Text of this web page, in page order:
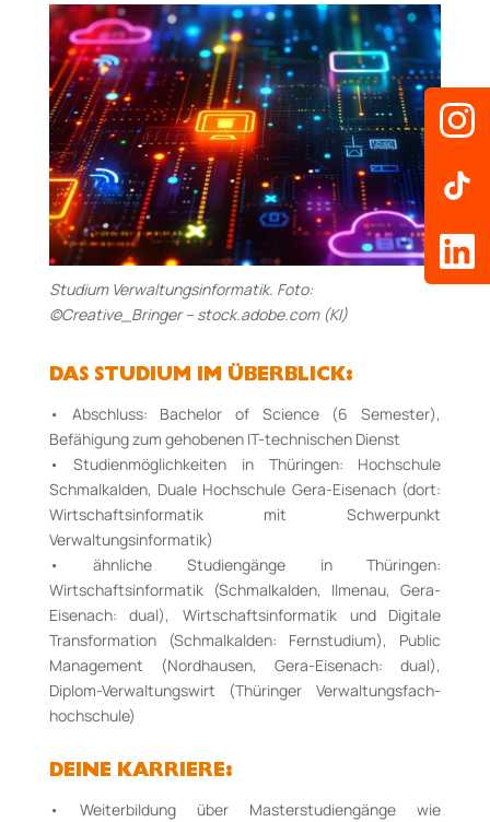
Studium Verwaltungsinformatik. Foto:
©Creative_Bringer – stock.adobe.com (KI)
DAS STUDIUM IM ÜBERBLICK:
• Abschluss: Bachelor of Science (6 Semester),
Befähigung zum gehobenen IT-technischen Dienst
• Studienmöglichkeiten in Thüringen: Hochschule
Schmalkalden, Duale Hochschule Gera-Eisenach (dort:
Wirtschaftsinformatik mit Schwerpunkt
Verwaltungsinformatik)
• ähnliche Studiengänge in Thüringen:
Wirtschaftsinformatik (Schmalkalden, Ilmenau, Gera-
Eisenach: dual), Wirtschaftsinformatik und Digitale
Transformation (Schmalkalden: Fernstudium), Public
Management (Nordhausen, Gera-Eisenach: dual),
Diplom-Verwaltungswirt (Thüringer Ver­waltungs­fach­
hochschule)
DEINE KARRIERE:
• Weiterbildung über Masterstudiengänge wie